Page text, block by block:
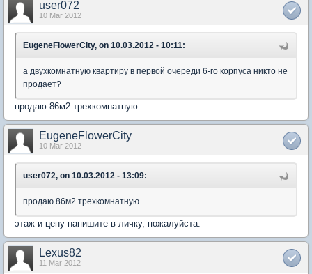
user072
10 Mar 2012
EugeneFlowerCity, on 10.03.2012 - 10:11:
а двухкомнатную квартиру в первой очереди 6-го корпуса никто не
продает?
продаю 86м2 трехкомнатную
EugeneFlowerCity
10 Mar 2012
user072, on 10.03.2012 - 13:09:
продаю 86м2 трехкомнатную
этаж и цену напишите в личку, пожалуйста.
Lexus82
11 Mar 2012